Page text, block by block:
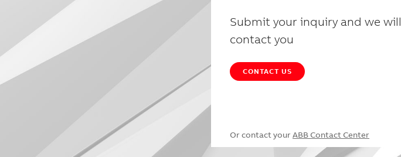
Submit your inquiry and we will
contact you
CONTACT US
Or contact your ABB Contact Center